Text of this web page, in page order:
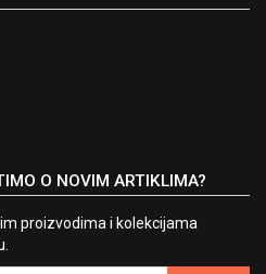
O NOVIM ARTIKLIMA?
proizvodima i kolekcijama